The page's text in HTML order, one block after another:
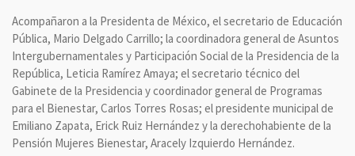
Acompañaron a la Presidenta de México, el secretario de Educación
Pública, Mario Delgado Carrillo; la coordinadora general de Asuntos
Intergubernamentales y Participación Social de la Presidencia de la
República, Leticia Ramírez Amaya; el secretario técnico del
Gabinete de la Presidencia y coordinador general de Programas
para el Bienestar, Carlos Torres Rosas; el presidente municipal de
Emiliano Zapata, Erick Ruiz Hernández y la derechohabiente de la
Pensión Mujeres Bienestar, Aracely Izquierdo Hernández.